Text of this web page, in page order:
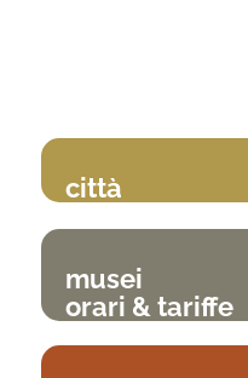
città
musei
orari & tariffe